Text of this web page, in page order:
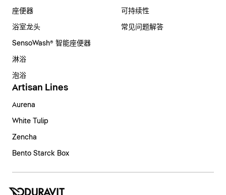
座便器
浴室龙头
SensoWash® 智能座便器
淋浴
泡浴
可持续性
常见问题解答
Artisan Lines
Aurena
White Tulip
Zencha
Bento Starck Box